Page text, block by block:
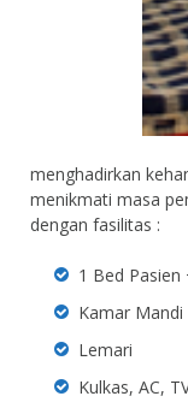
menghadirkan
menikmati masa
dengan fasilitas :
1 Bed Pasien
Kamar Mandi
Lemari
Kulkas, AC,